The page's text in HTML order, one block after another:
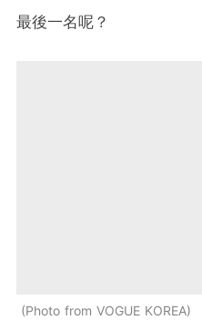
最後一名呢？
Photo from VOGUE KOREA